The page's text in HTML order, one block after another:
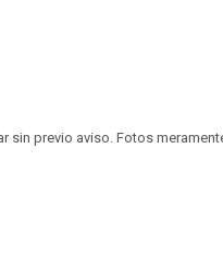
sin previo aviso. Fotos